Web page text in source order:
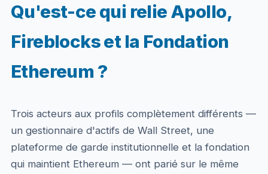
Qu'est-ce qui relie Apollo,
Fireblocks et la Fondation
Ethereum ?
Trois acteurs aux profils complètement différents —
un gestionnaire d'actifs de Wall Street, une
plateforme de garde institutionnelle et la fondation
qui maintient Ethereum — ont parié sur le même